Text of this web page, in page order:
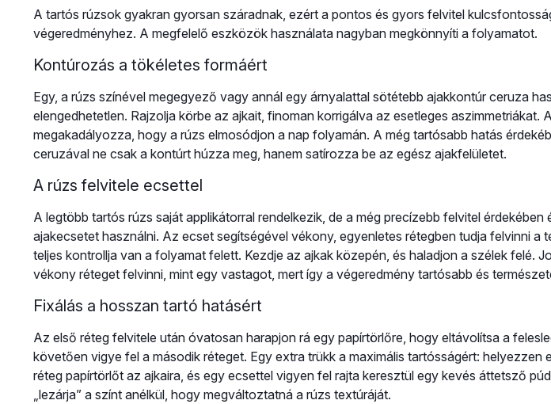
A tartós rúzsok gyakran gyorsan száradnak, ezért a pontos és gyors felvitel
végeredményhez. A megfelelő eszközök használata nagyban megkönnyíti a folyamatot.
Kontúrozás a tökéletes formáért
Egy, a rúzs színével megegyező vagy annál egy árnyalattal sötétebb ajakkontúr ceruza
elengedhetetlen. Rajzolja körbe az ajkait, finoman korrigálva az esetleges aszimmetriákat.
megakadályozza, hogy a rúzs elmosódjon a nap folyamán. A még tartósabb hatás
ceruzával ne csak a kontúrt húzza meg, hanem satírozza be az egész ajakfelületet.
A rúzs felvitele ecsettel
A legtöbb tartós rúzs saját applikátorral rendelkezik, de a még precízebb felvitel érdekében
ajakecsetet használni. Az ecset segítségével vékony, egyenletes rétegben tudja felvinni a
teljes kontrollja van a folyamat felett. Kezdje az ajkak közepén, és haladjon a szélek felé.
vékony réteget felvinni, mint egy vastagot, mert így a végeredmény tartósabb és
Fixálás a hosszan tartó hatásért
Az első réteg felvitele után óvatosan harapjon rá egy papírtörlőre, hogy eltávolítsa a
követően vigye fel a második réteget. Egy extra trükk a maximális tartósságért: helyezzen
réteg papírtörlőt az ajkaira, és egy ecsettel vigyen fel rajta keresztül egy kevés áttetsző
„lezárja” a színt anélkül, hogy megváltoztatná a rúzs textúráját.